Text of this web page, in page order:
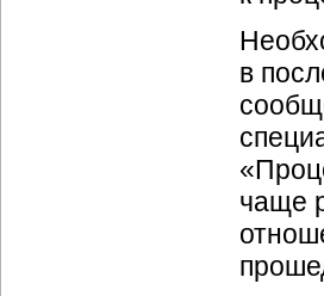
в
«
чаще